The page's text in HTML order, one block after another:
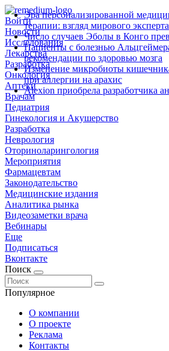
Войти
Новости
Исследования
Лекарства
Разработка
Онкология
Аптеки
Врачам
Педиатрия
Гинекология и Акушерство
Разработка
Неврология
Оториноларингология
Мероприятия
Фармацевтам
Законодательство
Медицинские издания
Аналитика рынка
Видеозаметки врача
Вебинары
Еще
Подписаться
Вконтакте
Поиск
Популярное
Эра персонализированной
терапии: взгляд мирового эксперта
Число случаев Эболы в Конго
Пациенты с болезнью
рекомендации по здоровью мозга
Изменение микробиоты
при аллергии на арахис
Alexion приобрела разработчика
О компании
О проекте
Реклама
Контакты